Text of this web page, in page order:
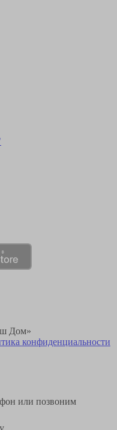
Дом»
конфиденциальности
или позвоним